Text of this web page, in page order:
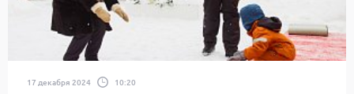
17 декабря 2024 10:20